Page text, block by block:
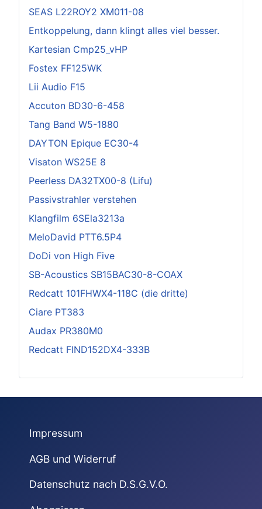
SEAS L22ROY2 XM011-08
Entkoppelung, dann klingt alles viel besser.
Kartesian Cmp25_vHP
Fostex FF125WK
Lii Audio F15
Accuton BD30-6-458
Tang Band W5-1880
DAYTON Epique EC30-4
Visaton WS25E 8
Peerless DA32TX00-8 (Lifu)
Passivstrahler verstehen
Klangfilm 6SEla3213a
MeloDavid PTT6.5P4
DoDi von High Five
SB-Acoustics SB15BAC30-8-COAX
Redcatt 101FHWX4-118C (die dritte)
Ciare PT383
Audax PR380M0
Redcatt FIND152DX4-333B
Impressum
AGB und Widerruf
Datenschutz nach D.S.G.V.O.